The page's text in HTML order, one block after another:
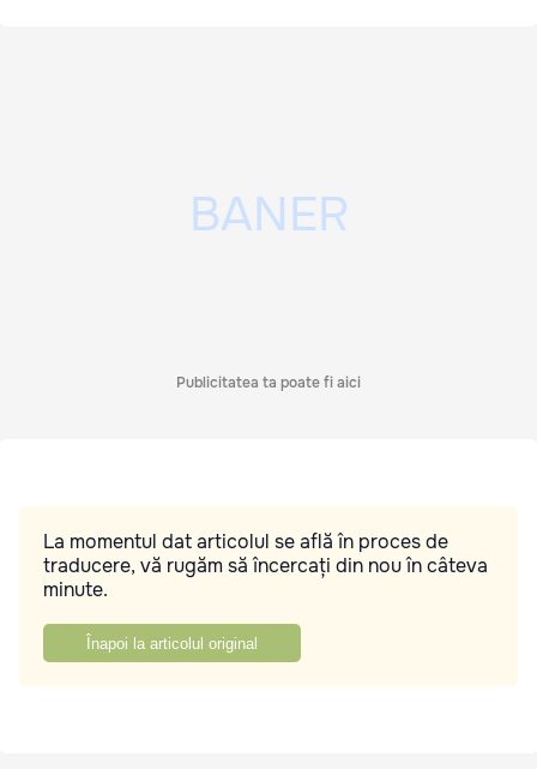
Publicitatea ta poate fi aici
La momentul dat articolul se află în proces de
traducere, vă rugăm să încercați din nou în câteva
minute.
Înapoi la articolul original